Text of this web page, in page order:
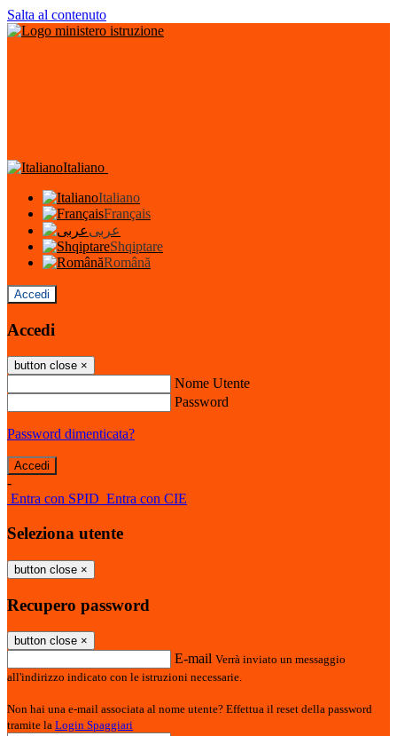
Salta al contenuto
Italiano
Italiano
Français
عربى
Shqiptare
Română
Accedi
Accedi
button close ×
Nome Utente
Password
Password dimenticata?
-
Entra con SPID Entra con CIE
Seleziona utente
button close ×
Recupero password
button close ×
E-mail Verrà inviato un messaggio
all'indirizzo indicato con le istruzioni necessarie.
Non hai una e-mail associata al nome utente? Effettua il reset della password
tramite la Login Spaggiari